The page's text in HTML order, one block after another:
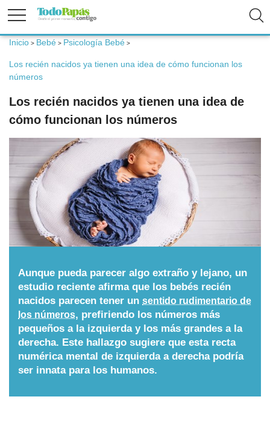
Niños
Padres
Calculadoras
Nombres
Cuentos
Inicio > Bebé > Psicología Bebé >
Los recién nacidos ya tienen una idea de cómo funcionan los
números
Los recién nacidos ya tienen una idea de
cómo funcionan los números
Aunque pueda parecer algo extraño y lejano, un
estudio reciente afirma que los bebés recién
nacidos parecen tener un sentido rudimentario de
los números, prefiriendo los números más
pequeños a la izquierda y los más grandes a la
derecha. Este hallazgo sugiere que esta recta
numérica mental de izquierda a derecha podría
ser innata para los humanos.